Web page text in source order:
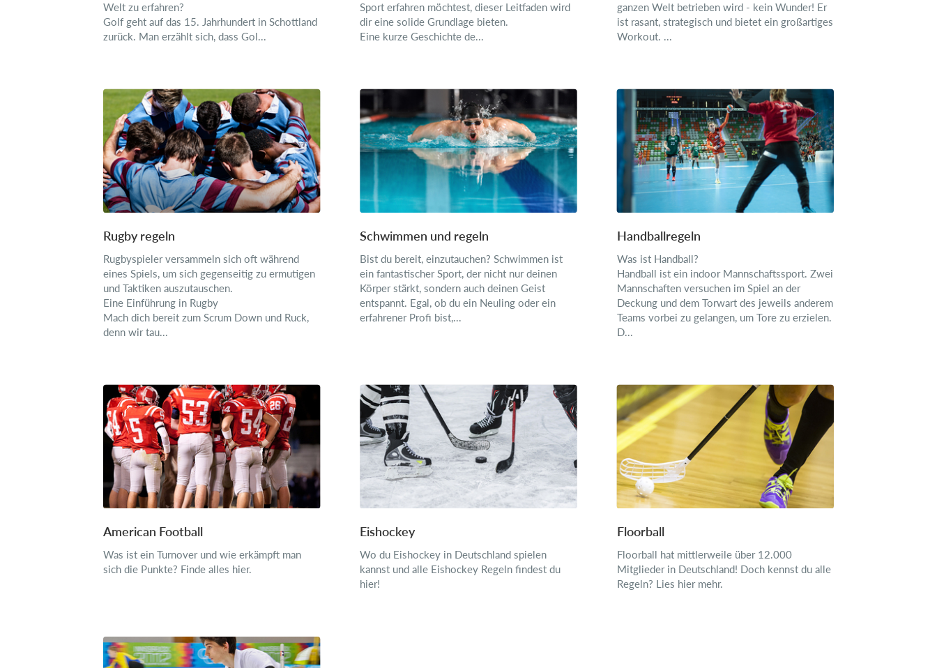
Welt zu erfahren?
Golf geht auf das 15. Jahrhundert in Schottland
zurück. Man erzählt sich, dass Gol...
Sport erfahren möchtest, dieser Leitfaden wird
dir eine solide Grundlage bieten.
Eine kurze Geschichte de...
ganzen Welt betrieben wird - kein Wunder! Er
ist rasant, strategisch und bietet ein großartiges
Workout. ...
Rugby regeln
Rugbyspieler versammeln sich oft während
eines Spiels, um sich gegenseitig zu ermutigen
und Taktiken auszutauschen.
Eine Einführung in Rugby
Mach dich bereit zum Scrum Down und Ruck,
denn wir tau...
Schwimmen und regeln
Bist du bereit, einzutauchen? Schwimmen ist
ein fantastischer Sport, der nicht nur deinen
Körper stärkt, sondern auch deinen Geist
entspannt. Egal, ob du ein Neuling oder ein
erfahrener Profi bist,...
Handballregeln
Was ist Handball?
Handball ist ein indoor Mannschaftssport. Zwei
Mannschaften versuchen im Spiel an der
Deckung und dem Torwart des jeweils anderem
Teams vorbei zu gelangen, um Tore zu erzielen.
D...
American Football
Was ist ein Turnover und wie erkämpft man
sich die Punkte? Finde alles hier.
Eishockey
Wo du Eishockey in Deutschland spielen
kannst und alle Eishockey Regeln findest du
hier!
Floorball
Floorball hat mittlerweile über 12.000
Mitglieder in Deutschland! Doch kennst du alle
Regeln? Lies hier mehr.